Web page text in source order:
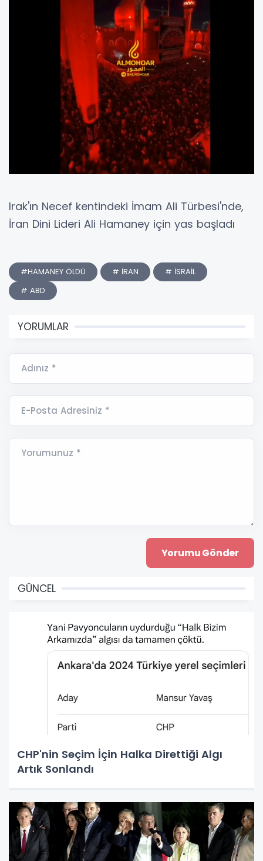
Irak'ın Necef kentindeki İmam Ali Türbesi'nde,
İran Dini Lideri Ali Hamaney için yas başladı
#HAMANEY ÖLDÜ # İRAN
# İSRAİL
# ABD
YORUMLAR
Adınız *
E-Posta Adresiniz *
Yorumunuz *
GÜNCEL
CHP'nin Seçim İçin Halka Direttiği Algı
Artık Sonlandı